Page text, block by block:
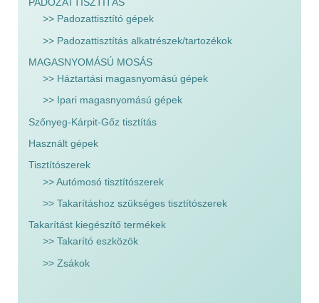
PADOZATTISZTÍTÁS
>> Padozattisztító gépek
>> Padozattisztítás alkatrészek/tartozékok
MAGASNYOMÁSÚ MOSÁS
>> Háztartási magasnyomású gépek
>> Ipari magasnyomású gépek
Szőnyeg-Kárpit-Gőz tisztítás
Használt gépek
Tisztítószerek
>> Autómosó tisztítószerek
>> Takarításhoz szükséges tisztítószerek
Takarítást kiegészítő termékek
>> Takarító eszközök
>> Zsákok